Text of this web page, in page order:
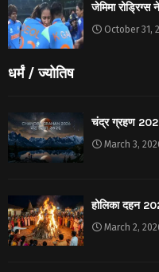
जेमिमा रोड्रिग्स
October 31,
धर्मं / ज्योतिष
चंद्र ग्रहण
March 3,
होलिका दहन
March 2,